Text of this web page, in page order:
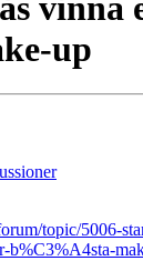
up
topic/5006-
b%C3%A4sta-